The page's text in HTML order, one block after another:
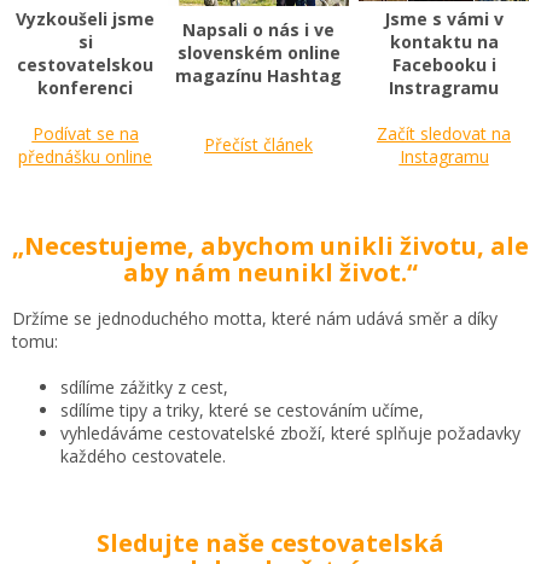
Vyzkoušeli jsme
si
cestovatelskou
konferenci
Napsali o nás i ve
slovenském online
magazínu Hashtag
Jsme s vámi v
kontaktu na
Facebooku i
Instragramu
Podívat se na
přednášku online
Přečíst článek
Začít sledovat na
Instagramu
„Necestujeme, abychom unikli životu, ale
aby nám neunikl život.“
Držíme se jednoduchého motta, které nám udává směr a díky
tomu:
sdílíme zážitky z cest,
sdílíme tipy a triky, které se cestováním učíme,
vyhledáváme cestovatelské zboží, které splňuje požadavky
každého cestovatele.
Sledujte naše cestovatelská